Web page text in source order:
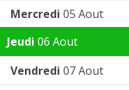
Mercredi 05 Aout
Jeudi 06 Aout
Vendredi 07 Aout